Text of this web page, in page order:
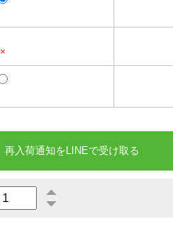
×
再入荷通知をLINEで受け取る